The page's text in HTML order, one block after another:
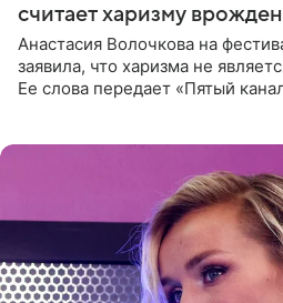
считает харизму
Анастасия Волочкова на
заявила, что харизма не
Ее слова передает «Пятый